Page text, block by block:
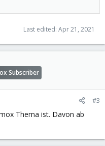
Last edited: Apr 21, 2021
Subscriber
#3
Thema ist. Davon ab